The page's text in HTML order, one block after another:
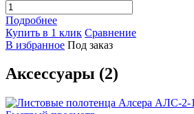
Подробнее
Купить в 1 клик Сравнение
В избранное Под заказ
Аксессуары (2)